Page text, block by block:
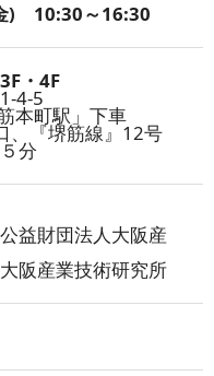
) 10:30～16:30
・4F
4-5
本町駅」下車
、『堺筋線』12号
分
益財団法人大阪産
阪産業技術研究所